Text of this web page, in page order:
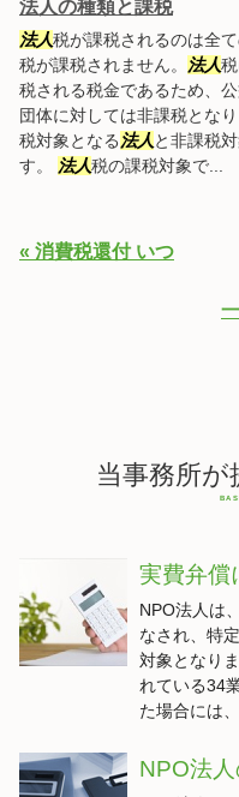
法人の種類と課税
法人税が課税されるのは全
税が課税されません。
法人
税される税金であるため、
団体に対しては非課税とな
税対象となる 法人 と非課税
す。
法人税の課税対象で...
« 消費税還付 いつ
当事務所が
実費弁償
NPO法人は
なされ、特
対象となり
れている34
た場合には
NPO法